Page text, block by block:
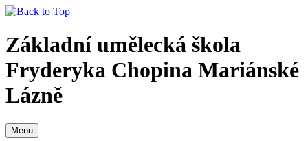
Základní umělecká škola
Fryderyka Chopina Mariánské
Lázně
Menu